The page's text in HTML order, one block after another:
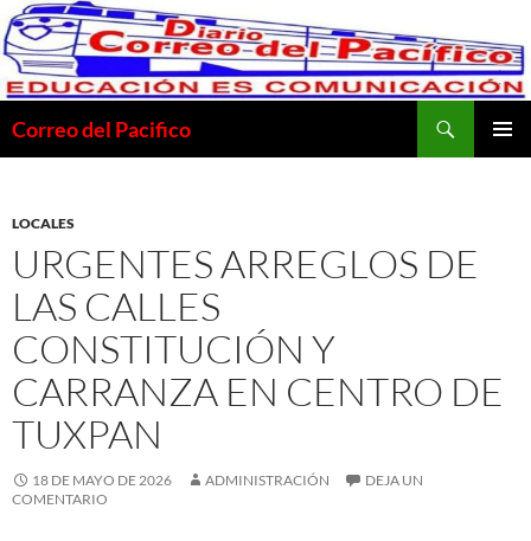
Saltar
al
contenido
Correo del Pacifico
LOCALES
URGENTES ARREGLOS DE
LAS CALLES
CONSTITUCIÓN Y
CARRANZA EN CENTRO DE
TUXPAN
18 DE MAYO DE 2026 ADMINISTRACIÓN
DEJA UN
COMENTARIO